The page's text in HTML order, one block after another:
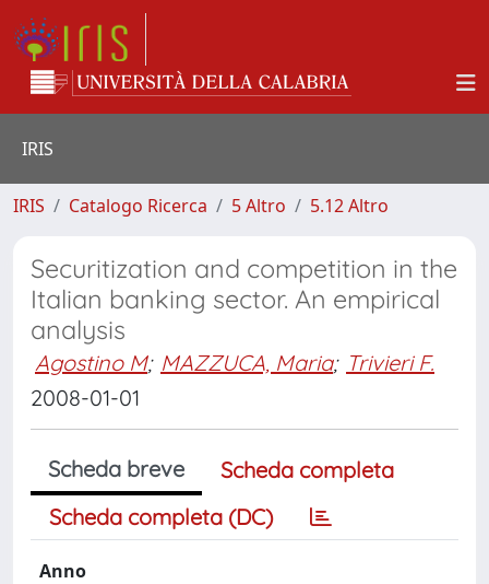
IRIS
IRIS Catalogo Ricerca 5 Altro 5.12 Altro
Securitization and competition in the
Italian banking sector. An empirical
analysis
Agostino M; MAZZUCA, Maria; Trivieri F.
2008-01-01
Scheda breve
Scheda completa
Scheda completa (DC)
Anno